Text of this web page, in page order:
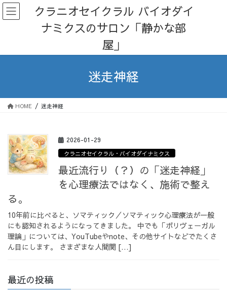
コ
ン
へ
プ
ナ
ビ
ョ
動
クラニオセイクラル バイオダイ
ナミクスのサロン「静かな部
屋」
迷走神経
HOME 迷走神経
2026-01-29
クラニオセイクラル・バイオダイナミクス
最近流行り（？）の「迷走神経」
を心理療法ではなく、施術で整え
る。
10年前に比べると、ソマティック／ソマティック心理療法が一般
にも認知されるようになってきました。 中でも「ポリヴェーガル
理論」については、YouTubeやnote、その他サイトなどでたくさ
ん目にします。 さまざまな人間関 […]
最近の投稿